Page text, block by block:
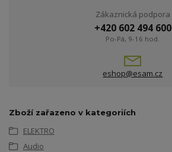
Zákaznická podpora
+420 602 494 600
Po-Pá, 9-16 hod.
eshop@esam.cz
Zboží zařazeno v kategoriích
ELEKTRO
Audio